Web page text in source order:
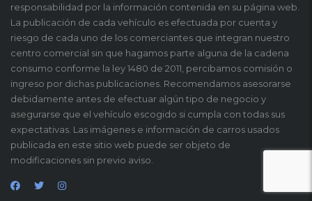
responsabilidad por la información contenida en su página web.
La publicación de cada vehículo es efectuada por cuenta y
riesgo de cada uno de los comerciantes que integran nuestro
centro comercial sin que hagamos parte alguna de la cadena
consumo conforme la ley 1480 de 2011, percibamos comisión o
ingreso por dichas publicaciones. Recomendamos asesorarse
debidamente antes de efectuar algún tipo de negocio y
asegurarse que el vehículo escogido si cumpla con todas sus
expectativas. Las imágenes e información de carros usados
publicada en este sitio web puede ser objeto de
modificaciones sin previo aviso.